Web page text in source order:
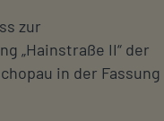
zur
„Hainstraße II“ der
in der Fassung